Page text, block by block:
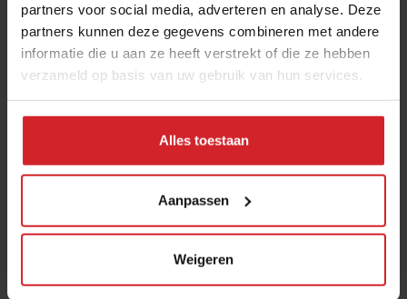
partners voor social media, adverteren en analyse. Deze
partners kunnen deze gegevens combineren met andere
informatie die u aan ze heeft verstrekt of die ze hebben
verzameld op basis van uw gebruik van hun services.
Alles toestaan
Aanpassen
Weigeren
Aflevering 1 van McDrieluik in het kader van 50 jaar
6 augustus 2021 | 5 min